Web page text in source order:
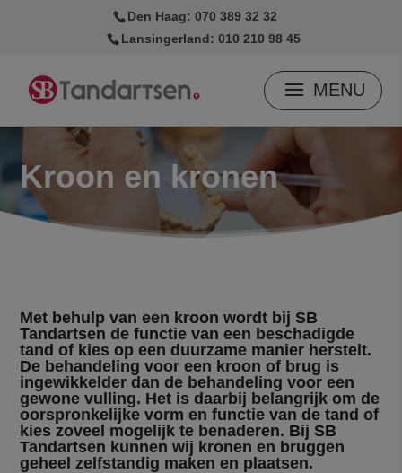
Den Haag: 070 389 32 32
Lansingerland: 010 210 98 45
Kroon en kronen
Met behulp van een kroon wordt bij SB
Tandartsen de functie van een beschadigde
tand of kies op een duurzame manier herstelt.
De behandeling voor een kroon of brug is
ingewikkelder dan de behandeling voor een
gewone vulling. Het is daarbij belangrijk om de
oorspronkelijke vorm en functie van de tand of
kies zoveel mogelijk te benaderen. Bij SB
Tandartsen kunnen wij kronen en bruggen
geheel zelfstandig maken en plaatsen.
modal-check